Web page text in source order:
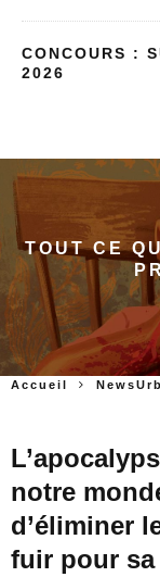
CONCOURS :
2026
TOUT CE
Accueil
notre
d’éliminer
fuir pour